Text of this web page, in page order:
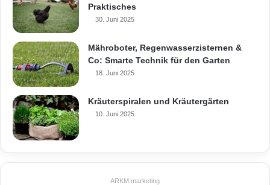
Praktisches
30. Juni 2025
Mähroboter, Regenwasserzisternen &
Co: Smarte Technik für den Garten
18. Juni 2025
Kräuterspiralen und Kräutergärten
10. Juni 2025
ARKM.marketing